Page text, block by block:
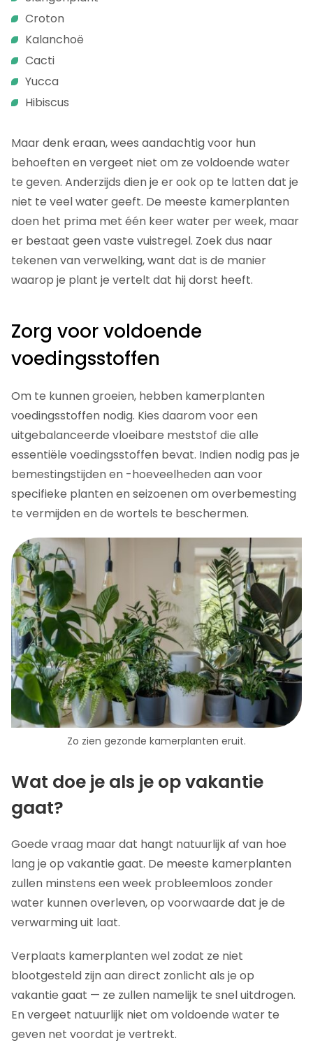
Croton
Kalanchoë
Cacti
Yucca
Hibiscus
Maar denk eraan, wees aandachtig voor hun
behoeften en vergeet niet om ze voldoende water
te geven. Anderzijds dien je er ook op te latten dat je
niet te veel water geeft. De meeste kamerplanten
doen het prima met één keer water per week, maar
er bestaat geen vaste vuistregel. Zoek dus naar
tekenen van verwelking, want dat is de manier
waarop je plant je vertelt dat hij dorst heeft.
Zorg voor voldoende
voedingsstoffen
Om te kunnen groeien, hebben kamerplanten
voedingsstoffen nodig. Kies daarom voor een
uitgebalanceerde vloeibare meststof die alle
essentiële voedingsstoffen bevat. Indien nodig pas je
bemestingstijden en -hoeveelheden aan voor
specifieke planten en seizoenen om overbemesting
te vermijden en de wortels te beschermen.
Zo zien gezonde kamerplanten eruit.
Wat doe je als je op vakantie
gaat?
Goede vraag maar dat hangt natuurlijk af van hoe
lang je op vakantie gaat. De meeste kamerplanten
zullen minstens een week probleemloos zonder
water kunnen overleven, op voorwaarde dat je de
verwarming uit laat.
Verplaats kamerplanten wel zodat ze niet
blootgesteld zijn aan direct zonlicht als je op
vakantie gaat — ze zullen namelijk te snel uitdrogen.
En vergeet natuurlijk niet om voldoende water te
geven net voordat je vertrekt.